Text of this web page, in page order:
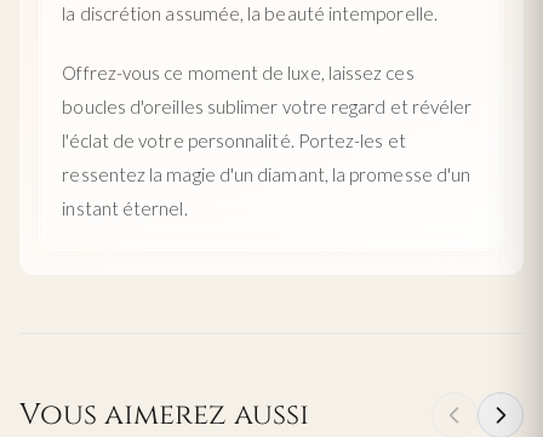
la discrétion assumée, la beauté intemporelle.
Offrez-vous ce moment de luxe, laissez ces
boucles d'oreilles sublimer votre regard et révéler
l'éclat de votre personnalité. Portez-les et
ressentez la magie d'un diamant, la promesse d'un
instant éternel.
Vous aimerez aussi